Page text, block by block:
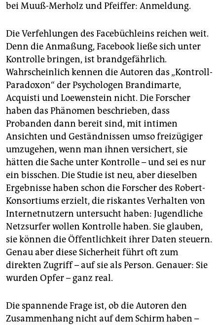
bei Muuß-Merholz und Pfeiffer: Anmeldung.
Die Verfehlungen des Facebüchleins reichen weit.
Denn die Anmaßung, Facebook ließe sich unter
Kontrolle bringen, ist brandgefährlich.
Wahrscheinlich kennen die Autoren das „Kontroll-
Paradoxon“ der Psychologen Brandimarte,
Acquisti und Loewenstein nicht. Die Forscher
haben das Phänomen beschrieben, dass
Probanden dann bereit sind, mit intimen
Ansichten und Geständnissen umso freizügiger
umzugehen, wenn man ihnen versichert, sie
hätten die Sache unter Kontrolle – und sei es nur
ein bisschen. Die Studie ist neu, aber dieselben
Ergebnisse haben schon die Forscher des Robert-
Konsortiums erzielt, die riskantes Verhalten von
Internetnutzern untersucht haben: Jugendliche
Netzsurfer wollen Kontrolle haben. Sie glauben,
sie können die Öffentlichkeit ihrer Daten steuern.
Genau aber diese Sicherheit führt oft zum
direkten Zugriff – auf sie als Person. Genauer: Sie
wurden Opfer – ganz real.
Die spannende Frage ist, ob die Autoren den
Zusammenhang nicht auf dem Schirm haben –